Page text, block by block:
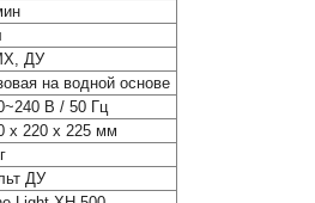
ДУ
на водной основе
В / 50 Гц
x 220 x 225 мм
ДУ